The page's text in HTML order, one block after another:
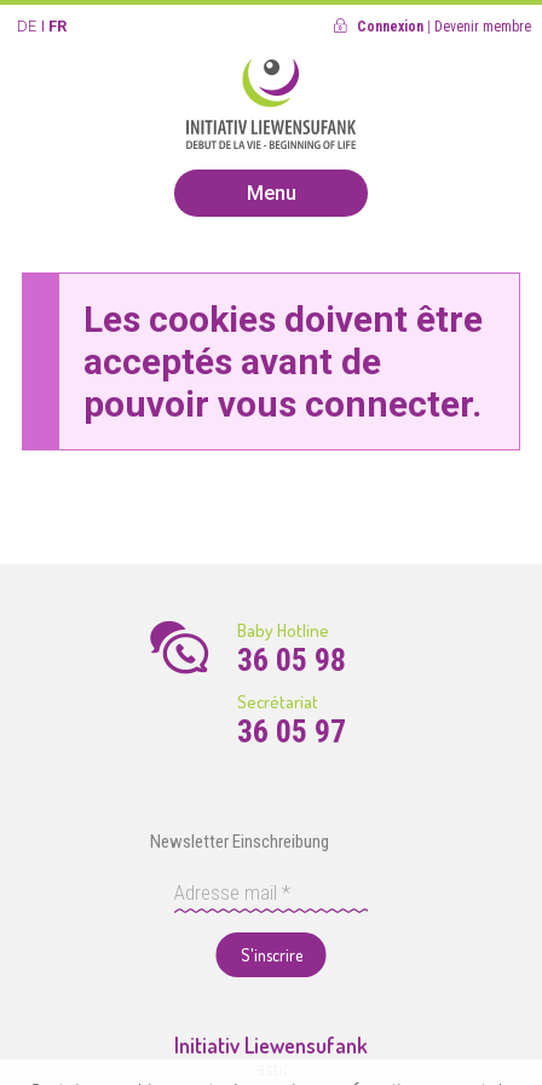
DE FR Connexion Devenir membre
Menu
Les cookies doivent être
acceptés avant de
pouvoir vous connecter.
Baby Hotline
36 05 98
Secrétariat
36 05 97
Newsletter Einschreibung
S'inscrire
Initiativ Liewensufank